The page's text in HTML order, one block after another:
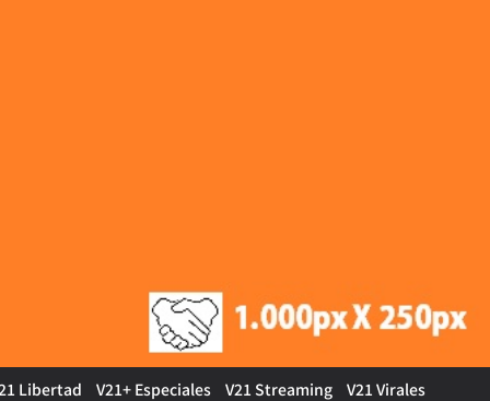
Libertad V21+ Especiales V21 Streaming V21 Virales